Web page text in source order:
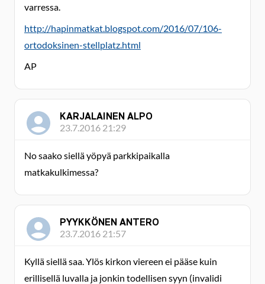
varressa.
http://hapinmatkat.blogspot.com/2016/07/106-
ortodoksinen-stellplatz.html
AP
KARJALAINEN ALPO
23.7.2016 21:29
No saako siellä yöpyä parkkipaikalla
matkakulkimessa?
PYYKKÖNEN ANTERO
23.7.2016 21:57
Kyllä siellä saa. Ylös kirkon viereen ei pääse kuin
erillisellä luvalla ja jonkin todellisen syyn (invalidi